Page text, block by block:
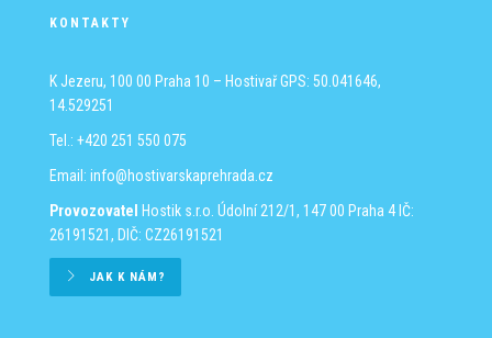
KONTAKTY
K Jezeru, 100 00 Praha 10 – HostivařGPS: 50.041646,
14.529251
Tel.: +420 251 550 075
Email: info@hostivarskaprehrada.cz
Provozovatel
Hostik s.r.o. Údolní 212/1, 147 00 Praha 4 IČ:
26191521, DIČ: CZ26191521
JAK K NÁM?